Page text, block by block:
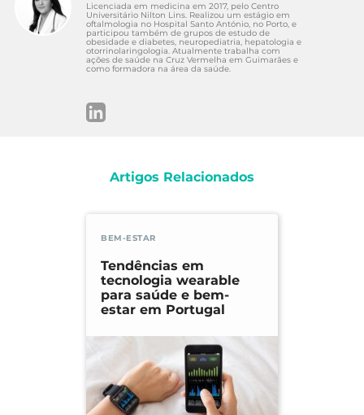
Licenciada em medicina em 2017, pelo Centro
Universitário Nilton Lins. Realizou um estágio em
oftalmologia no Hospital Santo António, no Porto, e
participou também de grupos de estudo de
obesidade e diabetes, neuropediatria, hepatologia e
otorrinolaringologia. Atualmente trabalha com
ações de saúde na Cruz Vermelha em Guimarães e
como formadora na área da saúde.
Artigos Relacionados
BEM-ESTAR
Tendências em
tecnologia wearable
para saúde e bem-
estar em Portugal